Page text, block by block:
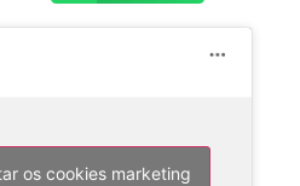
os cookies marketing